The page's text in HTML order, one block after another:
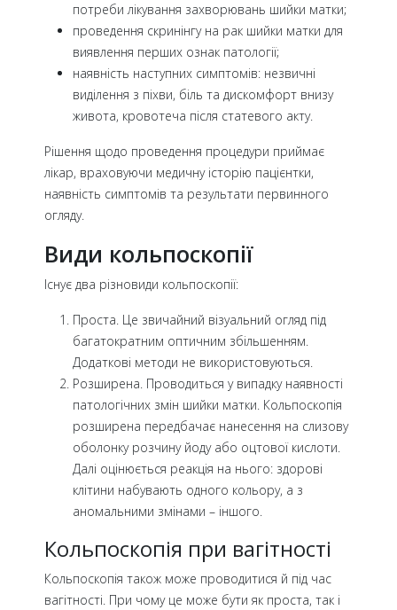
потреби лікування захворювань шийки матки;
проведення скринінгу на рак шийки матки для
виявлення перших ознак патології;
наявність наступних симптомів: незвичні
виділення з піхви, біль та дискомфорт внизу
живота, кровотеча після статевого акту.
Рішення щодо проведення процедури приймає
лікар, враховуючи медичну історію пацієнтки,
наявність симптомів та результати первинного
огляду.
Види кольпоскопії
Існує два різновиди кольпоскопії:
Проста. Це звичайний візуальний огляд під
багатократним оптичним збільшенням.
Додаткові методи не використовуються.
Розширена. Проводиться у випадку наявності
патологічних змін шийки матки. Кольпоскопія
розширена передбачає нанесення на слизову
оболонку розчину йоду або оцтової кислоти.
Далі оцінюється реакція на нього: здорові
клітини набувають одного кольору, а з
аномальними змінами – іншого.
Кольпоскопія при вагітності
Кольпоскопія також може проводитися й під час
вагітності. При чому це може бути як проста, так і